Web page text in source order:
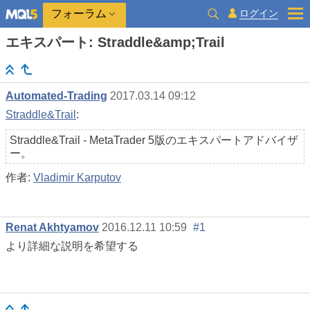
フォーラム ログイン
エキスパート: Straddle&amp;Trail
Automated-Trading 2017.03.14 09:12
Straddle&Trail :
Straddle&Trail - MetaTrader 5版のエキスパートアドバイザ
ー。
作者: Vladimir Karputov
Renat Akhtyamov 2016.12.11 10:59 #1
より詳細な説明を希望する